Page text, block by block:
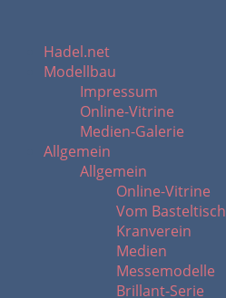
Hadel.net
Modellbau
Impressum
Online-Vitrine
Medien-Galerie
Allgemein
Allgemein
Online-Vitrine
Vom Basteltisch
Kranverein
Medien
Messemodelle
Brillant-Serie